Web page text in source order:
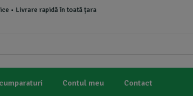
• Livrare rapidă în toată țara
Contul meu Contact